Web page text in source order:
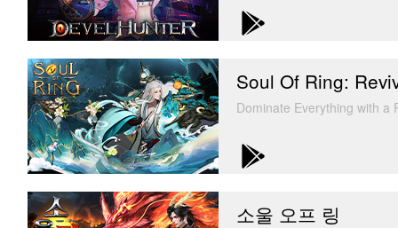
Soul Of Ring:
Dominate Everything with a
소울 오프 링